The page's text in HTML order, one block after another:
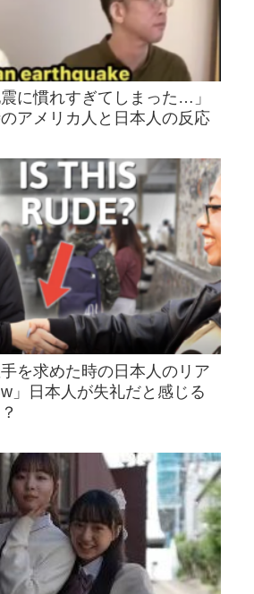
に慣れすぎてしまった…」
アメリカ人と日本人の反応
を求めた時の日本人のリア
」日本人が失礼だと感じる